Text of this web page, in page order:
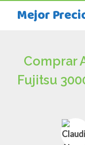
Mejor
Comprar
Fujitsu